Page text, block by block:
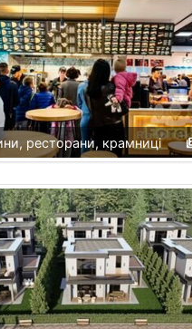
ресторани, крамниці